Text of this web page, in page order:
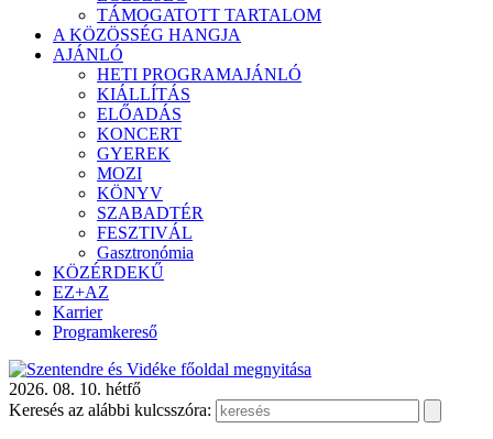
TÁMOGATOTT TARTALOM
A KÖZÖSSÉG HANGJA
AJÁNLÓ
HETI PROGRAMAJÁNLÓ
KIÁLLÍTÁS
ELŐADÁS
KONCERT
GYEREK
MOZI
KÖNYV
SZABADTÉR
FESZTIVÁL
Gasztronómia
KÖZÉRDEKŰ
EZ+AZ
Karrier
Programkereső
2026. 08. 10. hétfő
Keresés az alábbi kulcsszóra: